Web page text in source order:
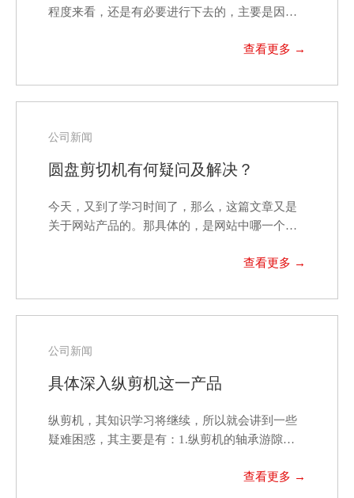
程度来看，还是有必要进行下去的，主要是因为
公司新闻
圆盘剪切机有何疑问及解决？
今天，又到了学习时间了，那么，这篇文章又是
关于网站产品的。那具体的，是网站中哪一个
公司新闻
具体深入纵剪机这一产品
纵剪机，其知识学习将继续，所以就会讲到一些
疑难困惑，其主要是有：1.纵剪机的轴承游隙，